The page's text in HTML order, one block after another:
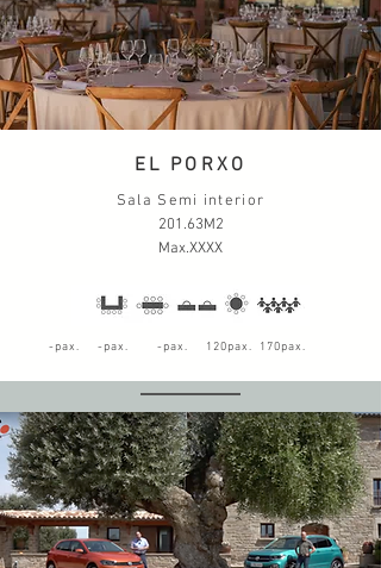
EL PORXO
Sala Semi interior
201.63M2
Max.XXXX
-pax. -pax. -pax. 120pax. 170pax.